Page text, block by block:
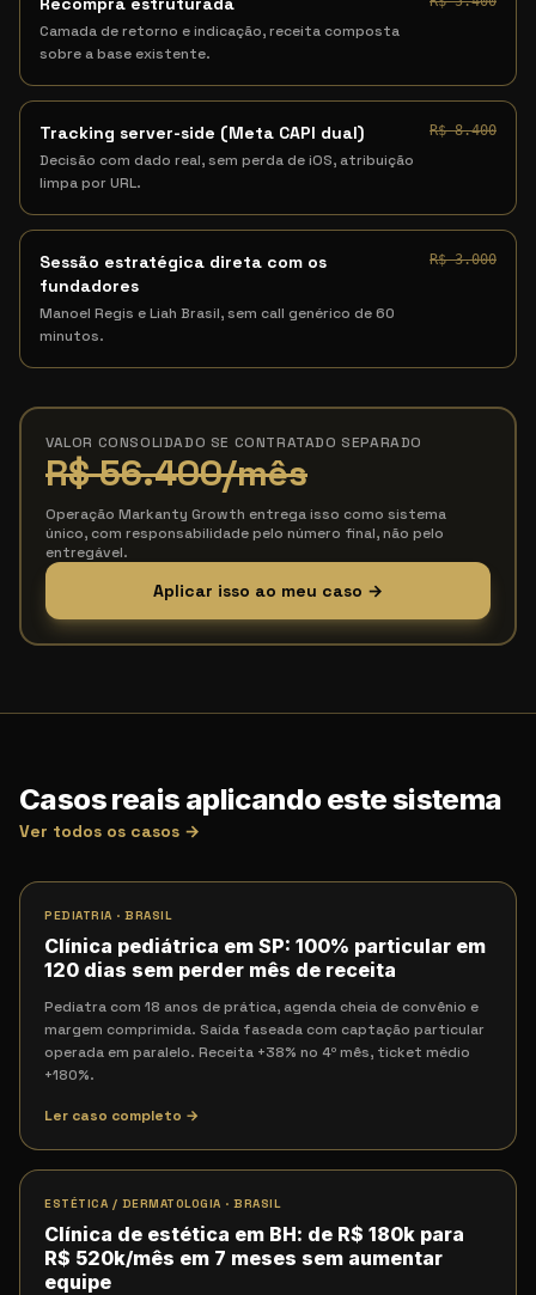
Camada de retorno e indicação, receita composta
sobre a base existente.
Tracking server-side (Meta CAPI dual)
Decisão com dado real, sem perda de iOS, atribuição
limpa por URL.
R$ 8.400
Sessão estratégica direta com os
fundadores
Manoel Regis e Liah Brasil, sem call genérico de 60
minutos.
R$ 3.000
VALOR CONSOLIDADO SE CONTRATADO SEPARADO
R$ 56.400/mês
Operação Markanty Growth entrega isso como sistema
único, com responsabilidade pelo número final, não pelo
entregável.
Aplicar isso ao meu caso →
Casos reais aplicando este sistema
Ver todos os casos →
PEDIATRIA · BRASIL
Clínica pediátrica em SP: 100% particular em
120 dias sem perder mês de receita
Pediatra com 18 anos de prática, agenda cheia de convênio e
margem comprimida. Saída faseada com captação particular
operada em paralelo. Receita +38% no 4º mês, ticket médio
+180%.
Ler caso completo →
ESTÉTICA / DERMATOLOGIA · BRASIL
Clínica de estética em BH: de R$ 180k para
R$ 520k/mês em 7 meses sem aumentar
equipe